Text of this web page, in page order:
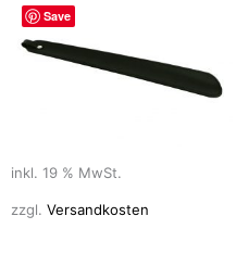
Save
inkl. 19 % MwSt.
zzgl. Versandkosten